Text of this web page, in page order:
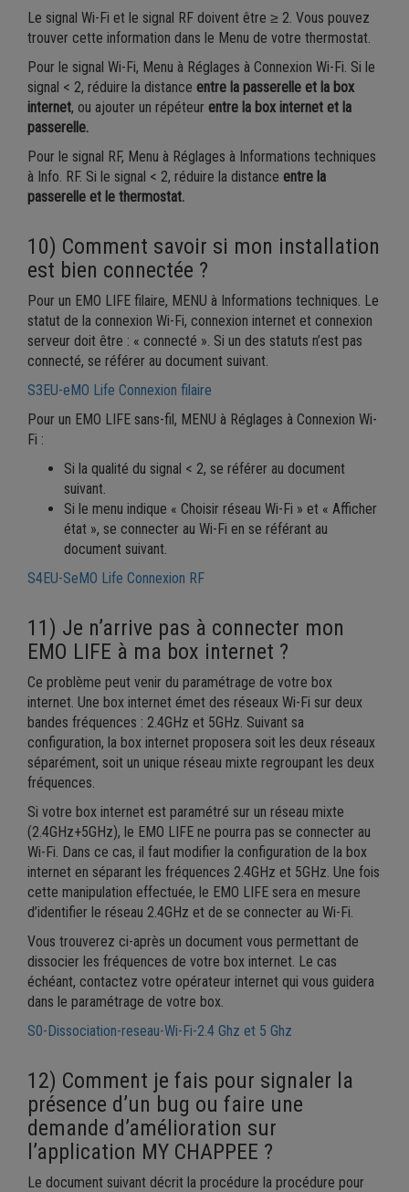
Le signal Wi-Fi et le signal RF doivent être ≥ 2. Vous pouvez
trouver cette information dans le Menu de votre thermostat.
Pour le signal Wi-Fi, Menu à Réglages à Connexion Wi-Fi. Si le
signal < 2, réduire la distance entre la passerelle et la box
internet, ou ajouter un répéteur entre la box internet et la
passerelle.
Pour le signal RF, Menu à Réglages à Informations techniques
à Info. RF. Si le signal < 2, réduire la distance entre la
passerelle et le thermostat.
10) Comment savoir si mon installation
est bien connectée ?
Pour un EMO LIFE filaire, MENU à Informations techniques. Le
statut de la connexion Wi-Fi, connexion internet et connexion
serveur doit être : « connecté ». Si un des statuts n’est pas
connecté, se référer au document suivant.
S3EU-eMO Life Connexion filaire
Pour un EMO LIFE sans-fil, MENU à Réglages à Connexion Wi-
Fi :
Si la qualité du signal < 2, se référer au document
suivant.
Si le menu indique « Choisir réseau Wi-Fi » et « Afficher
état », se connecter au Wi-Fi en se référant au
document suivant.
S4EU-SeMO Life Connexion RF
11) Je n’arrive pas à connecter mon
EMO LIFE à ma box internet ?
Ce problème peut venir du paramétrage de votre box
internet. Une box internet émet des réseaux Wi-Fi sur deux
bandes fréquences : 2.4GHz et 5GHz. Suivant sa
configuration, la box internet proposera soit les deux réseaux
séparément, soit un unique réseau mixte regroupant les deux
fréquences.
Si votre box internet est paramétré sur un réseau mixte
(2.4GHz+5GHz), le EMO LIFE ne pourra pas se connecter au
Wi-Fi. Dans ce cas, il faut modifier la configuration de la box
internet en séparant les fréquences 2.4GHz et 5GHz. Une fois
cette manipulation effectuée, le EMO LIFE sera en mesure
d’identifier le réseau 2.4GHz et de se connecter au Wi-Fi.
Vous trouverez ci-après un document vous permettant de
dissocier les fréquences de votre box internet. Le cas
échéant, contactez votre opérateur internet qui vous guidera
dans le paramétrage de votre box.
S0-Dissociation-reseau-Wi-Fi-2.4 Ghz et 5 Ghz
12) Comment je fais pour signaler la
présence d’un bug ou faire une
demande d’amélioration sur
l’application MY CHAPPEE ?
Le document suivant décrit la procédure la procédure pour